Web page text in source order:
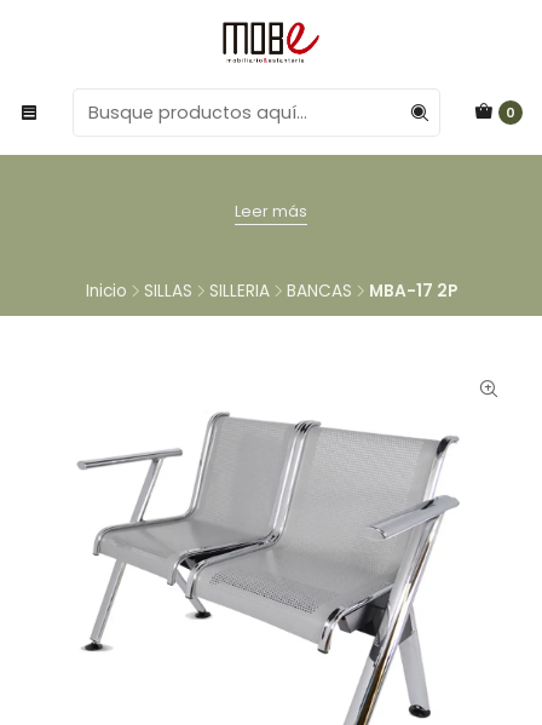
0
Leer más
Inicio SILLAS SILLERIA BANCAS MBA-17 2P